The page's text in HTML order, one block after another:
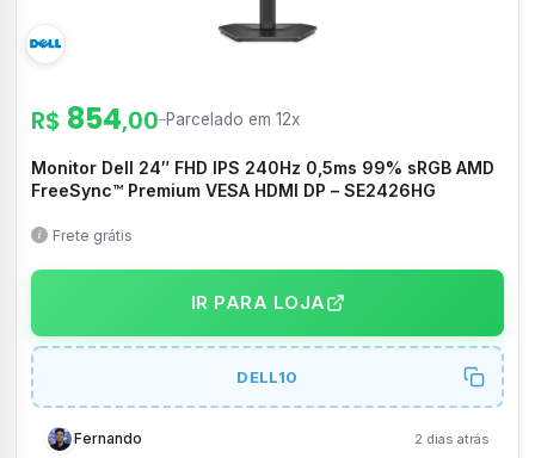
R$ 854,00–Parcelado em 12x
Monitor Dell 24″ FHD IPS 240Hz 0,5ms 99% sRGB AMD
FreeSync™ Premium VESA HDMI DP – SE2426HG
Frete grátis
IR PARA LOJA
DELL10
Fernando 2 dias atrás